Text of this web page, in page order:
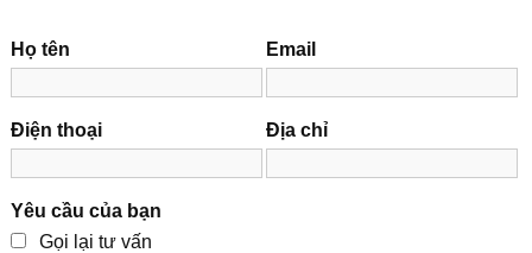
Họ tên Email
Điện thoại Địa chỉ
Yêu cầu của bạn
Gọi lại tư vấn